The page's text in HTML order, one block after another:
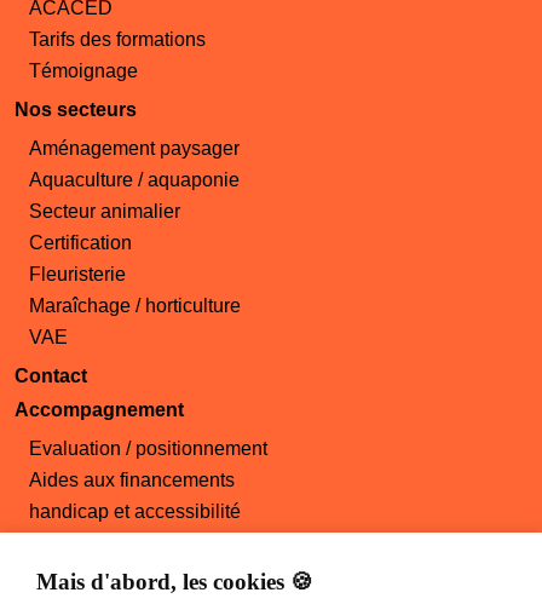
Mais d'abord, les cookies 🍪
ACACED
Tarifs des formations
Témoignage
Nos secteurs
Aménagement paysager
Aquaculture / aquaponie
Secteur animalier
Certification
Fleuristerie
Maraîchage / horticulture
VAE
Contact
Accompagnement
Evaluation / positionnement
Aides aux financements
handicap et accessibilité
Offres d'emploi